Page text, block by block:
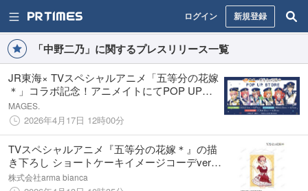
ログイン 新規登録
「中野二乃」に関するプレスリリース一覧
JR東海× TVスペシャルアニメ「五等分の花嫁
＊」コラボ記念！アニメイトにてPOP UP
STORE開催のお知らせ
MAGES.
2026年4月17日 12時00分
TVスペシャルアニメ『五等分の花嫁＊』の描
き下ろし ショートケーキイメージコーデver.
A1タペストリーなどの受注を開始！！アニ
メ・漫画のオリジナルグッズを販売する
株式会社arma bianca